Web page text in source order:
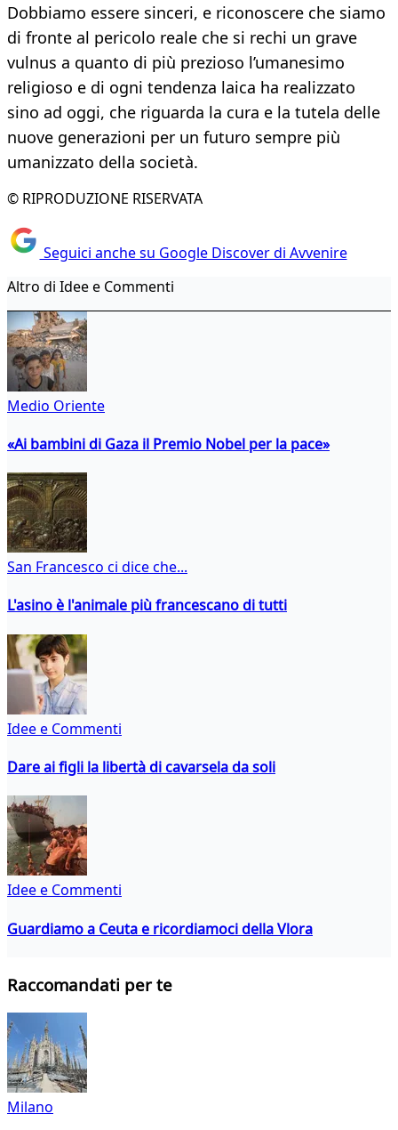
Dobbiamo essere sinceri, e riconoscere che siamo
di fronte al pericolo reale che si rechi un grave
vulnus a quanto di più prezioso l’umanesimo
religioso e di ogni tendenza laica ha realizzato
sino ad oggi, che riguarda la cura e la tutela delle
nuove generazioni per un futuro sempre più
umanizzato della società.
© RIPRODUZIONE RISERVATA
Seguici anche su Google Discover di Avvenire
Altro di Idee e Commenti
Medio Oriente
«Ai bambini di Gaza il Premio Nobel per la pace»
San Francesco ci dice che...
L'asino è l'animale più francescano di tutti
Idee e Commenti
Dare ai figli la libertà di cavarsela da soli
Idee e Commenti
Guardiamo a Ceuta e ricordiamoci della Vlora
Raccomandati per te
Milano